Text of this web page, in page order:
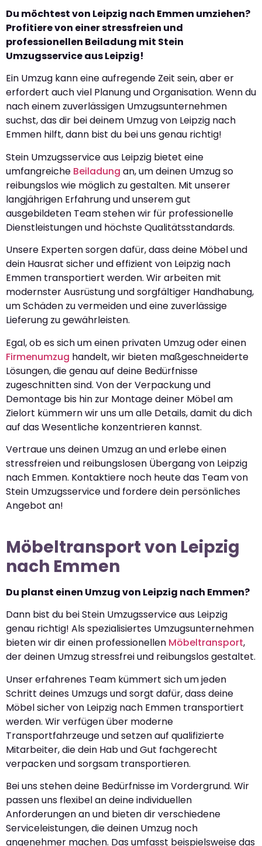
Du möchtest von Leipzig nach Emmen umziehen?
Profitiere von einer stressfreien und
professionellen Beiladung mit Stein
Umzugsservice aus Leipzig!
Ein Umzug kann eine aufregende Zeit sein, aber er
erfordert auch viel Planung und Organisation. Wenn du
nach einem zuverlässigen Umzugsunternehmen
suchst, das dir bei deinem Umzug von Leipzig nach
Emmen hilft, dann bist du bei uns genau richtig!
Stein Umzugsservice aus Leipzig bietet eine
umfangreiche Beiladung an, um deinen Umzug so
reibungslos wie möglich zu gestalten. Mit unserer
langjährigen Erfahrung und unserem gut
ausgebildeten Team stehen wir für professionelle
Dienstleistungen und höchste Qualitätsstandards.
Unsere Experten sorgen dafür, dass deine Möbel und
dein Hausrat sicher und effizient von Leipzig nach
Emmen transportiert werden. Wir arbeiten mit
modernster Ausrüstung und sorgfältiger Handhabung,
um Schäden zu vermeiden und eine zuverlässige
Lieferung zu gewährleisten.
Egal, ob es sich um einen privaten Umzug oder einen
Firmenumzug handelt, wir bieten maßgeschneiderte
Lösungen, die genau auf deine Bedürfnisse
zugeschnitten sind. Von der Verpackung und
Demontage bis hin zur Montage deiner Möbel am
Zielort kümmern wir uns um alle Details, damit du dich
auf das Wesentliche konzentrieren kannst.
Vertraue uns deinen Umzug an und erlebe einen
stressfreien und reibungslosen Übergang von Leipzig
nach Emmen. Kontaktiere noch heute das Team von
Stein Umzugsservice und fordere dein persönliches
Angebot an!
Möbeltransport von Leipzig
nach Emmen
Du planst einen Umzug von Leipzig nach Emmen?
Dann bist du bei Stein Umzugsservice aus Leipzig
genau richtig! Als spezialisiertes Umzugsunternehmen
bieten wir dir einen professionellen Möbeltransport,
der deinen Umzug stressfrei und reibungslos gestaltet.
Unser erfahrenes Team kümmert sich um jeden
Schritt deines Umzugs und sorgt dafür, dass deine
Möbel sicher von Leipzig nach Emmen transportiert
werden. Wir verfügen über moderne
Transportfahrzeuge und setzen auf qualifizierte
Mitarbeiter, die dein Hab und Gut fachgerecht
verpacken und sorgsam transportieren.
Bei uns stehen deine Bedürfnisse im Vordergrund. Wir
passen uns flexibel an deine individuellen
Anforderungen an und bieten dir verschiedene
Serviceleistungen, die deinen Umzug noch
angenehmer machen. Das umfasst beispielsweise das